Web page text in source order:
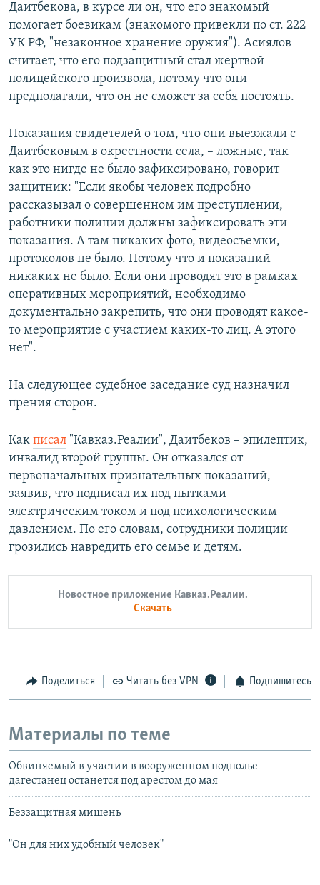
Даитбекова, в курсе ли он, что его знакомый
помогает боевикам (знакомого привекли по ст. 222
УК РФ, "незаконное хранение оружия"). Асиялов
считает, что его подзащитный стал жертвой
полицейского произвола, потому что они
предполагали, что он не сможет за себя постоять.
Показания свидетелей о том, что они выезжали с
Даитбековым в окрестности села, – ложные, так
как это нигде не было зафиксировано, говорит
защитник: "Если якобы человек подробно
рассказывал о совершенном им преступлении,
работники полиции должны зафиксировать эти
показания. А там никаких фото, видеосъемки,
протоколов не было. Потому что и показаний
никаких не было. Если они проводят это в рамках
оперативных мероприятий, необходимо
документально закрепить, что они проводят какое-
то мероприятие с участием каких-то лиц. А этого
нет".
На следующее судебное заседание суд назначил
прения сторон.
Как писал "Кавказ.Реалии", Даитбеков – эпилептик,
инвалид второй группы. Он отказался от
первоначальных признательных показаний,
заявив, что подписал их под пытками
электрическим током и под психологическим
давлением. По его словам, сотрудники полиции
грозились навредить его семье и детям.
Новостное приложение Кавказ.Реалии.
Скачать
Поделиться Читать без VPN Подпишитесь
Материалы по теме
Обвиняемый в участии в вооруженном подполье
дагестанец останется под арестом до мая
Беззащитная мишень
"Он для них удобный человек"